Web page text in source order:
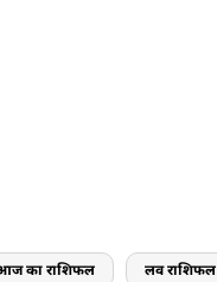
का राशिफल लव राशिफल